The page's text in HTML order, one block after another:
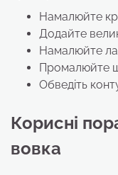
Намалюйте
Додайте
Намалюйте
Промалюйте
Обведіть
Корисні
вовка